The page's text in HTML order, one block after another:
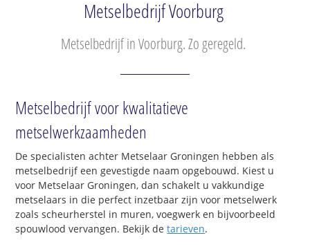
Metselbedrijf Voorburg
Metselbedrijf in Voorburg. Zo geregeld.
Metselbedrijf voor kwalitatieve
metselwerkzaamheden
De specialisten achter Metselaar Groningen hebben als
metselbedrijf een gevestigde naam opgebouwd. Kiest u
voor Metselaar Groningen, dan schakelt u vakkundige
metselaars in die perfect inzetbaar zijn voor metselwerk
zoals scheurherstel in muren, voegwerk en bijvoorbeeld
spouwlood vervangen. Bekijk detarieven.